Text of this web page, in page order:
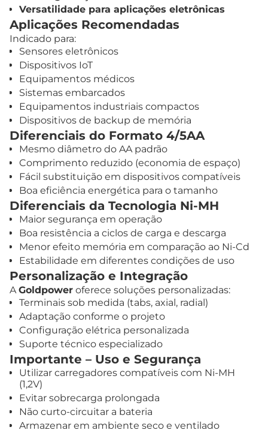
Versatilidade para aplicações eletrônicas
Aplicações Recomendadas
Indicado para:
Sensores eletrônicos
Dispositivos IoT
Equipamentos médicos
Sistemas embarcados
Equipamentos industriais compactos
Dispositivos de backup de memória
Diferenciais do Formato 4/5AA
Mesmo diâmetro do AA padrão
Comprimento reduzido (economia de espaço)
Fácil substituição em dispositivos compatíveis
Boa eficiência energética para o tamanho
Diferenciais da Tecnologia Ni-MH
Maior segurança em operação
Boa resistência a ciclos de carga e descarga
Menor efeito memória em comparação ao Ni-Cd
Estabilidade em diferentes condições de uso
Personalização e Integração
AGoldpower oferece soluções personalizadas:
Terminais sob medida (tabs, axial, radial)
Adaptação conforme o projeto
Configuração elétrica personalizada
Suporte técnico especializado
Importante – Uso e Segurança
Utilizar carregadores compatíveis com Ni-MH
(1,2V)
Evitar sobrecarga prolongada
Não curto-circuitar a bateria
Armazenar em ambiente seco e ventilado